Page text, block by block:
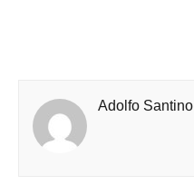
Adolfo Santino